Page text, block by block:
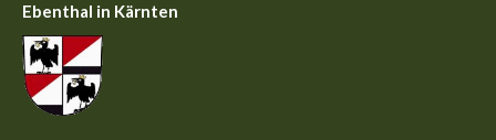
Ebenthal in Kärnten